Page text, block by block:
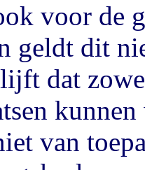
voor de
geldt dit
dat
van